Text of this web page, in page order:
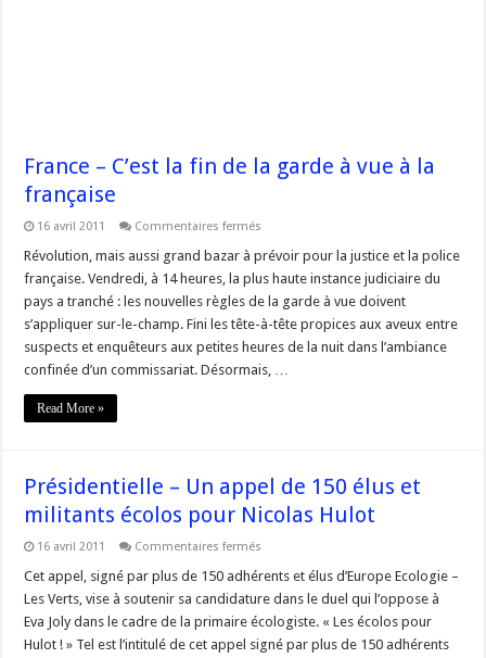
France – C’est la fin de la garde à vue à la
française
16 avril 2011 Commentaires fermés
–
la
fin
de
la
à
vue
Révolution, mais aussi grand bazar à prévoir pour la justice et la police
française. Vendredi, à 14 heures, la plus haute instance judiciaire du
pays a tranché : les nouvelles règles de la garde à vue doivent
s’appliquer sur-le-champ. Fini les tête-à-tête propices aux aveux entre
suspects et enquêteurs aux petites heures de la nuit dans l’ambiance
confinée d’un commissariat. Désormais, …
Read More »
Présidentielle – Un appel de 150 élus et
militants écolos pour Nicolas Hulot
16 avril 2011 Commentaires fermés
–
appel
de
150
élus
Cet appel, signé par plus de 150 adhérents et élus d’Europe Ecologie –
Les Verts, vise à soutenir sa candidature dans le duel qui l’oppose à
Eva Joly dans le cadre de la primaire écologiste. « Les écolos pour
Hulot ! » Tel est l’intitulé de cet appel signé par plus de 150 adhérents